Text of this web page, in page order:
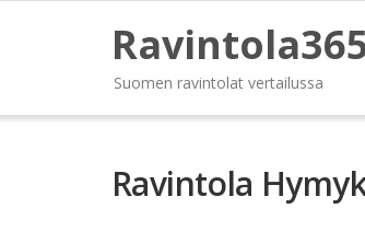
Suomen ravintolat vertailussa
Ravintola